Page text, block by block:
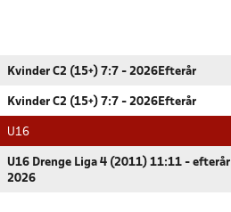
Kvinder C2 (15+) 7:7 - 2026Efterår
Kvinder C2 (15+) 7:7 - 2026Efterår
U16
U16 Drenge Liga 4 (2011) 11:11 - efterår
2026